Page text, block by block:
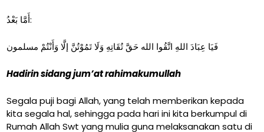
أَمَّا بَعْدُ:
فَيَا عِبَادَ اللهِ اتَّقُوا الله حَقَّ تُقَاتِهِ وَلَا تَمُوْتُنَّ إلَّا وَأَنْتُمْ مسلمون
Hadirin sidang jum’at rahimakumullah
Segala puji bagi Allah, yang telah memberikan kepada
kita segala hal, sehingga pada hari ini kita berkumpul di
Rumah Allah Swt yang mulia guna melaksanakan satu di